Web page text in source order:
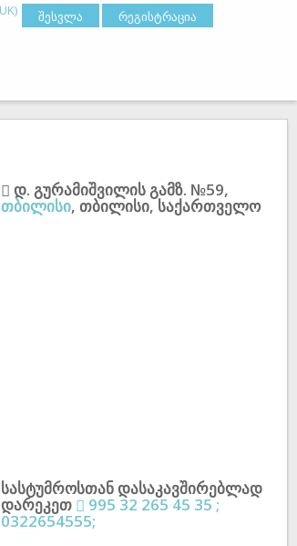
შესვლა რეგისტრაცია
დ. გურამიშვილის გამზ. №59,
თბილისი, თბილისი,საქართველო
სასტუმროსთან დასაკავშირებლად
დარეკეთ 995 32 265 45 35 ;
0322654555;